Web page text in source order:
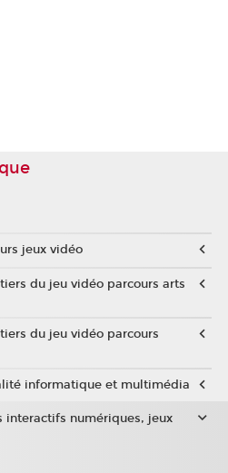
jeux vidéo
du jeu vidéo parcours arts
du jeu vidéo parcours
informatique et multimédia
interactifs numériques, jeux